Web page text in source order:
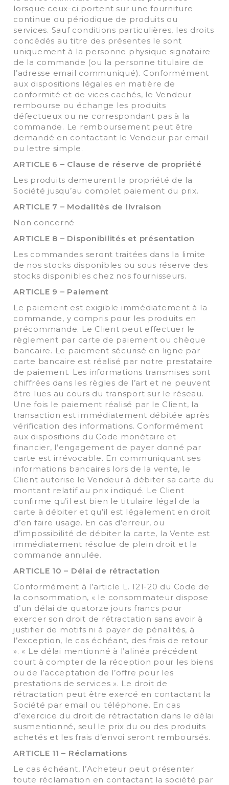
lorsque ceux-ci portent sur une fourniture
continue ou périodique de produits ou
services. Sauf conditions particulières, les droits
concédés au titre des présentes le sont
uniquement à la personne physique signataire
de la commande (ou la personne titulaire de
l’adresse email communiqué). Conformément
aux dispositions légales en matière de
conformité et de vices cachés, le Vendeur
rembourse ou échange les produits
défectueux ou ne correspondant pas à la
commande. Le remboursement peut être
demandé en contactant le Vendeur par email
ou lettre simple.
ARTICLE 6 – Clause de réserve de propriété
Les produits demeurent la propriété de la
Société jusqu’au complet paiement du prix.
ARTICLE 7 – Modalités de livraison
Non concerné
ARTICLE 8 – Disponibilités et présentation
Les commandes seront traitées dans la limite
de nos stocks disponibles ou sous réserve des
stocks disponibles chez nos fournisseurs.
ARTICLE 9 – Paiement
Le paiement est exigible immédiatement à la
commande, y compris pour les produits en
précommande. Le Client peut effectuer le
règlement par carte de paiement ou chèque
bancaire. Le paiement sécurisé en ligne par
carte bancaire est réalisé par notre prestataire
de paiement. Les informations transmises sont
chiffrées dans les règles de l’art et ne peuvent
être lues au cours du transport sur le réseau.
Une fois le paiement réalisé par le Client, la
transaction est immédiatement débitée après
vérification des informations. Conformément
aux dispositions du Code monétaire et
financier, l’engagement de payer donné par
carte est irrévocable. En communiquant ses
informations bancaires lors de la vente, le
Client autorise le Vendeur à débiter sa carte du
montant relatif au prix indiqué. Le Client
confirme qu’il est bien le titulaire légal de la
carte à débiter et qu’il est légalement en droit
d’en faire usage. En cas d’erreur, ou
d’impossibilité de débiter la carte, la Vente est
immédiatement résolue de plein droit et la
commande annulée.
ARTICLE 10 – Délai de rétractation
Conformément à l’article L. 121-20 du Code de
la consommation, « le consommateur dispose
d’un délai de quatorze jours francs pour
exercer son droit de rétractation sans avoir à
justifier de motifs ni à payer de pénalités, à
l’exception, le cas échéant, des frais de retour
». « Le délai mentionné à l’alinéa précédent
court à compter de la réception pour les biens
ou de l’acceptation de l’offre pour les
prestations de services ». Le droit de
rétractation peut être exercé en contactant la
Société par email ou téléphone. En cas
d’exercice du droit de rétractation dans le délai
susmentionné, seul le prix du ou des produits
achetés et les frais d’envoi seront remboursés.
ARTICLE 11 – Réclamations
Le cas échéant, l’Acheteur peut présenter
toute réclamation en contactant la société par